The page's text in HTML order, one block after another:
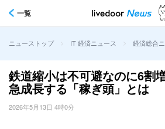
一覧
ニューストップ > IT 経済ニュース > 経済総合
鉄道縮小は不可避なのに6割
急成長する「稼ぎ頭」とは
2026年5月13日 4時0分